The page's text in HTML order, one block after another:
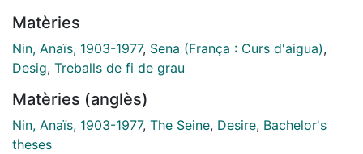
gest que serà acompanyat per la
problematització que ofereixen diferents textos de
Benjamin, Simmel, Barthes, entre altres
articulació sobre les imatges dels límits de la
ciutat i, en aquest sentit, crear una lectura possible de
l’univers fictici que evoca Anaïs Nin.
Matèries
Nin, Anaïs, 1903-1977, Sena (França : Curs d'aigua),
Desig, Treballs de fi de grau
Matèries (anglès)
Nin, Anaïs, 1903-1977, The Seine, Desire, Bachelor's
theses